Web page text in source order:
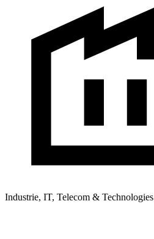
Industrie, IT, Telecom & Technologies